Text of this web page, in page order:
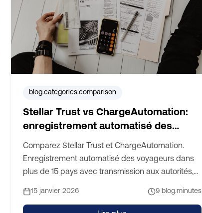
blog.categories.comparison
Stellar Trust vs ChargeAutomation:
enregistrement automatisé des
voyageurs, taxe de séjour plus
intelligente, comptabilité plus claire
Comparez Stellar Trust et ChargeAutomation.
Enregistrement automatisé des voyageurs dans
plus de 15 pays avec transmission aux autorités,
les frais de transaction pour la taxe de séjour,
facturation automatique (TVA et taxe de séjour),
15 janvier 2026 9 blog.minutes